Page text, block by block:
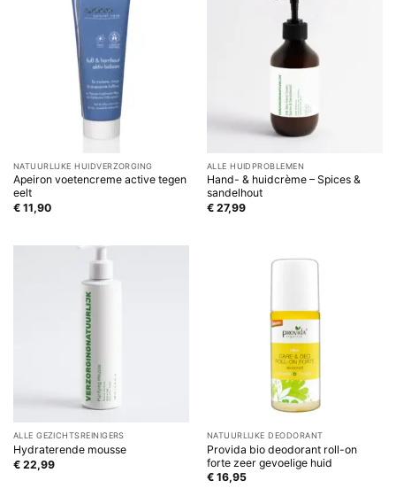
NATUURLIJKE HUIDVERZORGING
Apeiron voetencreme active tegen
eelt
€11,90
ALLE HUIDPROBLEMEN
Hand- & huidcrème – Spices &
sandelhout
€27,99
ALLE GEZICHTSREINIGERS
Hydraterende mousse
€22,99
NATUURLIJKE DEODORANT
Provida bio deodorant roll-on
forte zeer gevoelige huid
€16,95